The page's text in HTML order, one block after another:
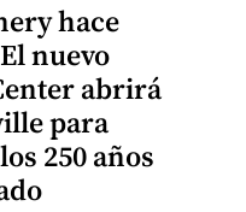
hace
nuevo
abrirá
para
250 años